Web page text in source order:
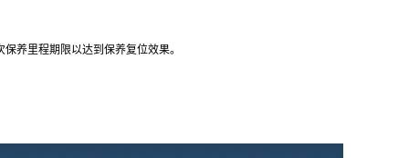
养里程期限以达到保养复位效果。